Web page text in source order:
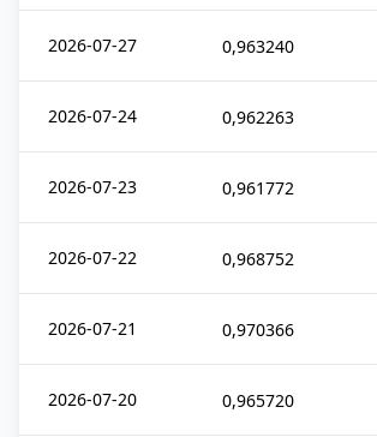
2026-07-27 0,963240
2026-07-24 0,962263
2026-07-23 0,961772
2026-07-22 0,968752
2026-07-21 0,970366
2026-07-20 0,965720